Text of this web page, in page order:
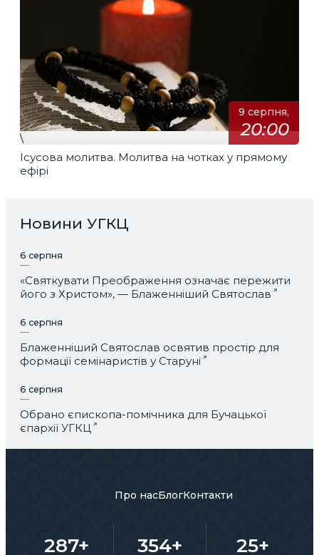
9 серпня,
20:00
\
Ісусова молитва. Молитва на чотках у прямому
ефірі
Новини УГКЦ
6 серпня
«Святкувати Преображення означає пережити
його з Христом», — Блаженніший Святослав
6 серпня
Блаженніший Святослав освятив простір для
формації семінаристів у Старуні
6 серпня
Обрано єпископа-помічника для Бучацької
єпархії УГКЦ
Про насБлогКонтакти
287+ 354+ 25+